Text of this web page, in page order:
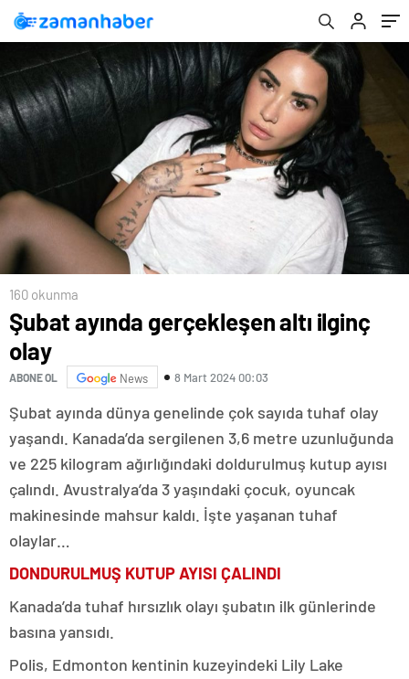
160 okunma
Şubat ayında gerçekleşen altı ilginç
olay
ABONE OL News 8 Mart 2024 00:03
Şubat ayında dünya genelinde çok sayıda tuhaf olay
yaşandı. Kanada’da sergilenen 3,6 metre uzunluğunda
ve 225 kilogram ağırlığındaki doldurulmuş kutup ayısı
çalındı. Avustralya’da 3 yaşındaki çocuk, oyuncak
makinesinde mahsur kaldı. İşte yaşanan tuhaf
olaylar…
DONDURULMUŞ KUTUP AYISI ÇALINDI
Kanada’da tuhaf hırsızlık olayı şubatın ilk günlerinde
basına yansıdı.
Polis, Edmonton kentinin kuzeyindeki Lily Lake